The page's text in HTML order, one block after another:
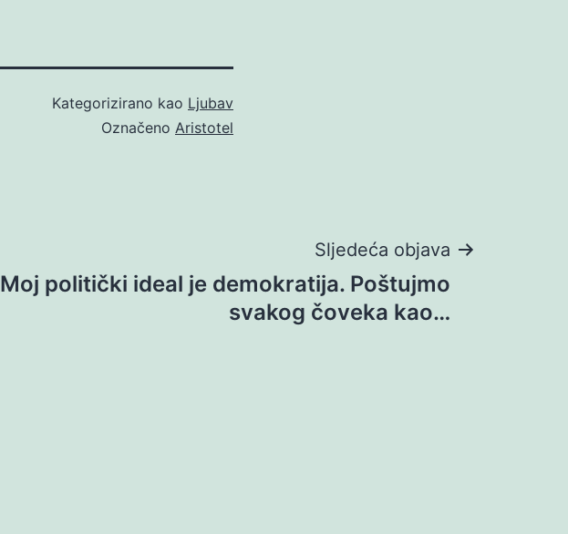
Kategorizirano kao Ljubav
Označeno Aristotel
Sljedeća objava
Moj politički ideal je demokratija. Poštujmo
svakog čoveka kao…